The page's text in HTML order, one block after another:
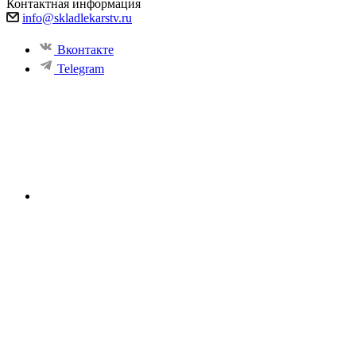
Контактная информация
info@skladlekarstv.ru
Вконтакте
Telegram